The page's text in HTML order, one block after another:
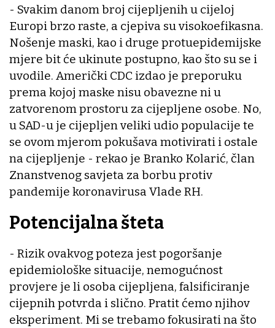
- Svakim danom broj cijepljenih u cijeloj
Europi brzo raste, a cjepiva su visokoefikasna.
Nošenje maski, kao i druge protuepidemijske
mjere bit će ukinute postupno, kao što su se i
uvodile. Američki CDC izdao je preporuku
prema kojoj maske nisu obavezne ni u
zatvorenom prostoru za cijepljene osobe. No,
u SAD-u je cijepljen veliki udio populacije te
se ovom mjerom pokušava motivirati i ostale
na cijepljenje - rekao je Branko Kolarić, član
Znanstvenog savjeta za borbu protiv
pandemije koronavirusa Vlade RH.
Potencijalna šteta
- Rizik ovakvog poteza jest pogoršanje
epidemiološke situacije, nemogućnost
provjere je li osoba cijepljena, falsificiranje
cijepnih potvrda i slično. Pratit ćemo njihov
eksperiment. Mi se trebamo fokusirati na što